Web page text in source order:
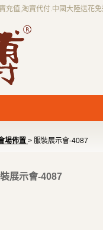
充值,淘寶代付.中國大陸送花
場佈置 > 服裝展示會-4087
展示會-4087